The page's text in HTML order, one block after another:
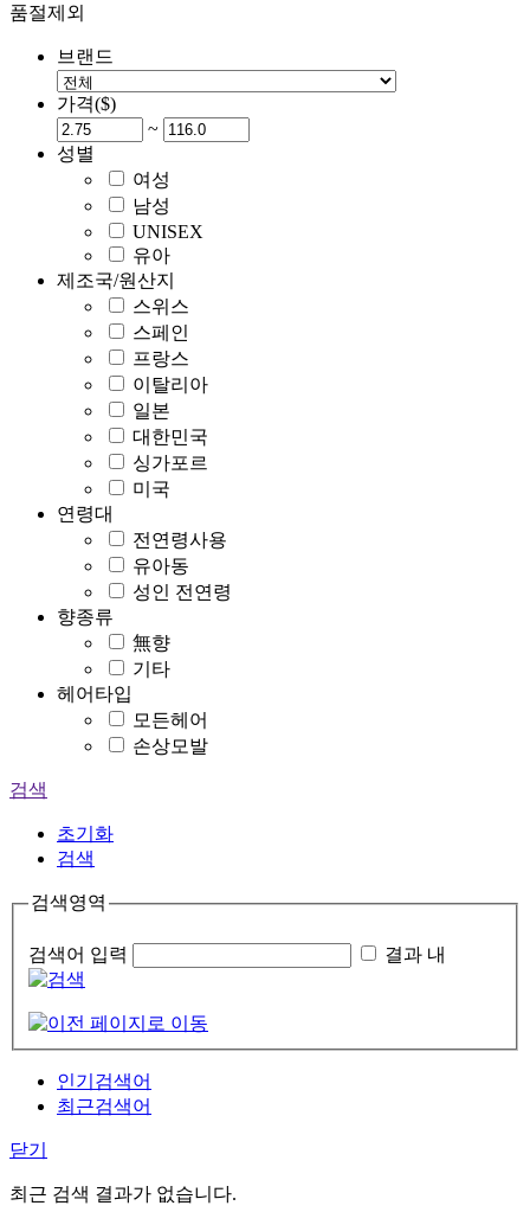
품절제외
브랜드
가격($)
~
성별
여성
남성
UNISEX
유아
제조국/원산지
스위스
스페인
프랑스
이탈리아
일본
대한민국
싱가포르
미국
연령대
전연령사용
유아동
성인 전연령
향종류
無향
기타
헤어타입
모든헤어
손상모발
검색
초기화
검색
검색영역
검색어 입력 결과 내
인기검색어
최근검색어
닫기
최근 검색 결과가 없습니다.